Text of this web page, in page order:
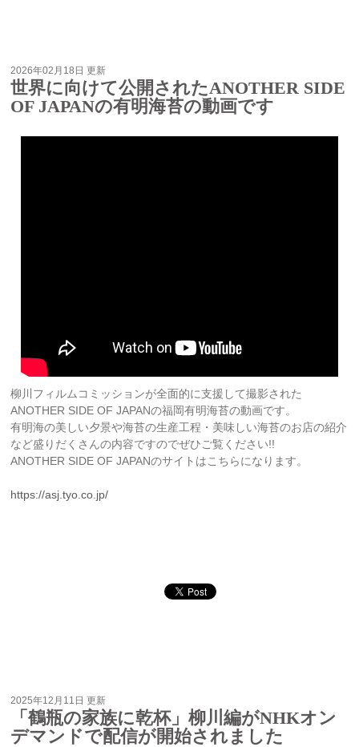
2026年02月18日 更新
世界に向けて公開されたANOTHER SIDE
OF JAPANの有明海苔の動画です
柳川フィルムコミッションが全面的に支援して撮影された
ANOTHER SIDE OF JAPANの福岡有明海苔の動画です。
有明海の美しい夕景や海苔の生産工程・美味しい海苔のお店の紹介
など盛りだくさんの内容ですのでぜひご覧ください!!
ANOTHER SIDE OF JAPANのサイトはこちらになります。
https://asj.tyo.co.jp/
2025年12月11日 更新
「鶴瓶の家族に乾杯」柳川編がNHKオン
デマンドで配信が開始されました